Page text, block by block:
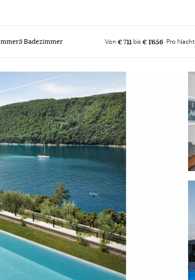
5 Badezimmer Von € 711bis€ 1'656 Pro Nacht